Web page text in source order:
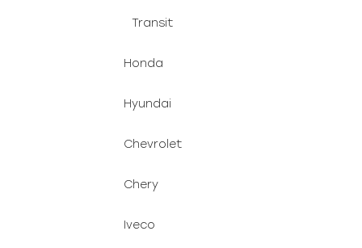
Transit
Honda
Hyundai
Chevrolet
Chery
Iveco